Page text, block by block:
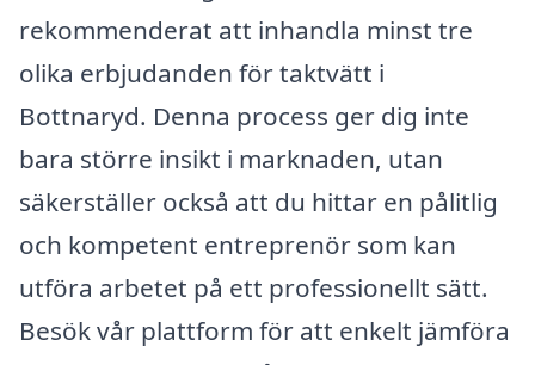
rekommenderat att inhandla minst tre
olika erbjudanden för taktvätt i
Bottnaryd. Denna process ger dig inte
bara större insikt i marknaden, utan
säkerställer också att du hittar en pålitlig
och kompetent entreprenör som kan
utföra arbetet på ett professionellt sätt.
Besök vår plattform för att enkelt jämföra